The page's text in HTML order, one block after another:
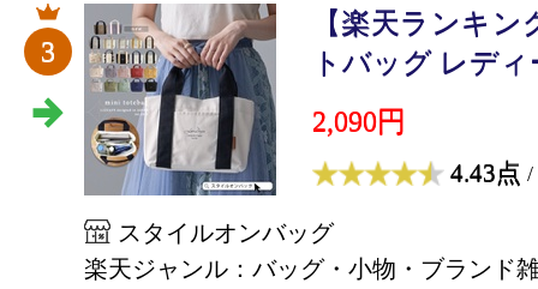
3
【楽天ランキ
トバッグ レディ
2,090円
4.43点 /
スタイルオンバッグ
楽天ジャンル：バッグ・小物・ブランド